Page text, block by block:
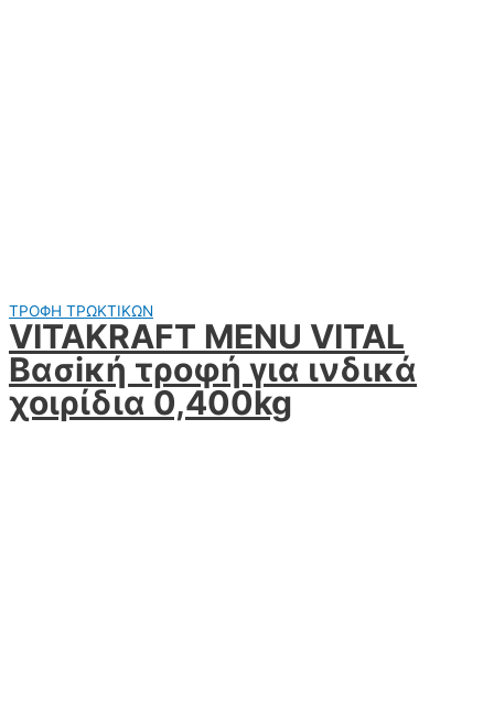
ΤΡΟΦΗ ΤΡΩΚΤΙΚΩΝ
VITAKRAFT MENU VITAL
Βασiκή τροφή για ινδικά
χοιρίδια 0,400kg